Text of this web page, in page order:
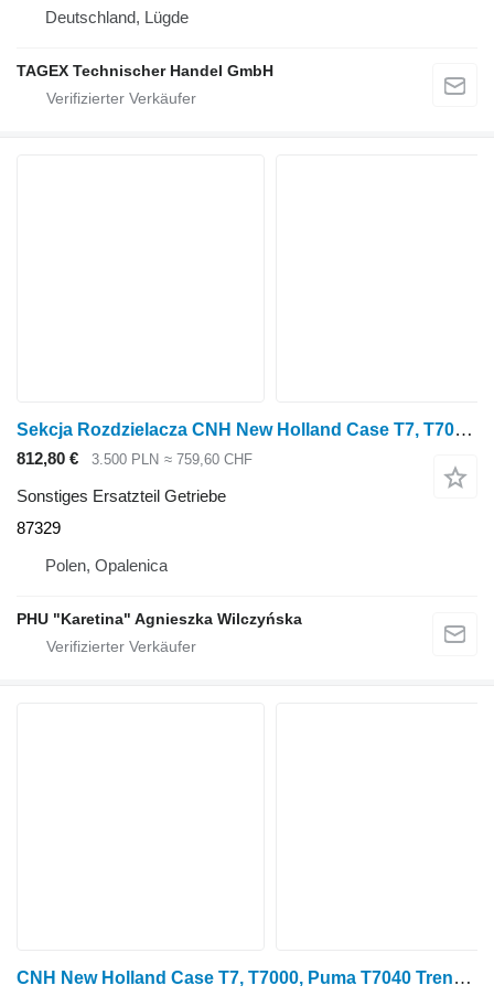
Deutschland, Lügde
TAGEX Technischer Handel GmbH
Sekcja Rozdzielacza CNH New Holland Case T7, T7000, Puma T7040 Verteilerbereich 87329 für New Holland Case T7, T7000, Puma T7040
812,80 € 3.500 PLN ≈ 759,60 CHF
Sonstiges Ersatzteil Getriebe
87329
Polen, Opalenica
PHU "Karetina" Agnieszka Wilczyńska
CNH New Holland Case T7, T7000, Puma T7040 Trennwandabschnitt 8732 Hydraulikverteiler für New Holland T7, T7000, T7040, Massey Ferguson 8732 ,Case IH Puma Radtraktor